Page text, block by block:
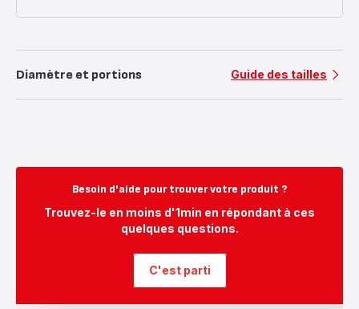
Diamètre et portions Guide des tailles
Besoin d'aide pour trouver votre produit ?
Trouvez-le en moins d'1min en répondant à ces
quelques questions.
C'est parti